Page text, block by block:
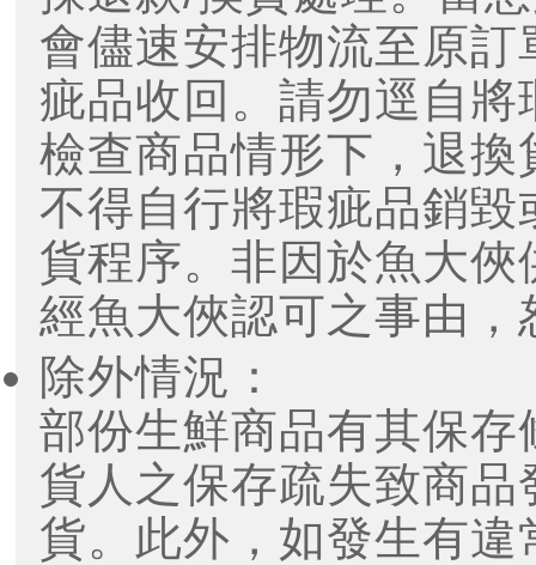
會儘速安排物流至原
疵品收回。請勿逕自
檢查商品情形下，退
不得自行將瑕疵品銷
貨程序。非因於魚大
經魚大俠認可之事由
除外情況：
部份生鮮商品有其保
貨人之保存疏失致商
貨。此外，如發生有